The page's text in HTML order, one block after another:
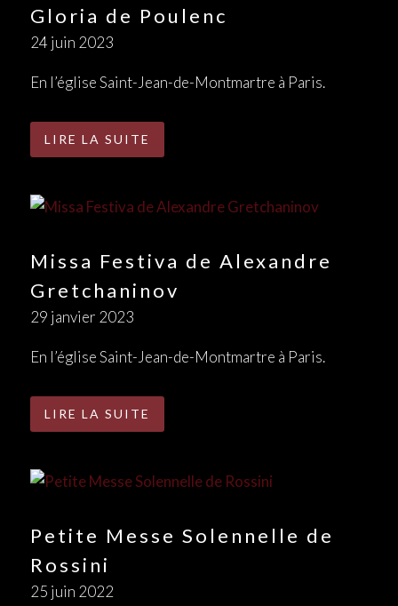
Gloria de Poulenc
24 juin 2023
En l’église Saint-Jean-de-Montmartre à Paris.
LIRE LA SUITE
Missa Festiva de Alexandre
Gretchaninov
29 janvier 2023
En l’église Saint-Jean-de-Montmartre à Paris.
LIRE LA SUITE
Petite Messe Solennelle de
Rossini
25 juin 2022